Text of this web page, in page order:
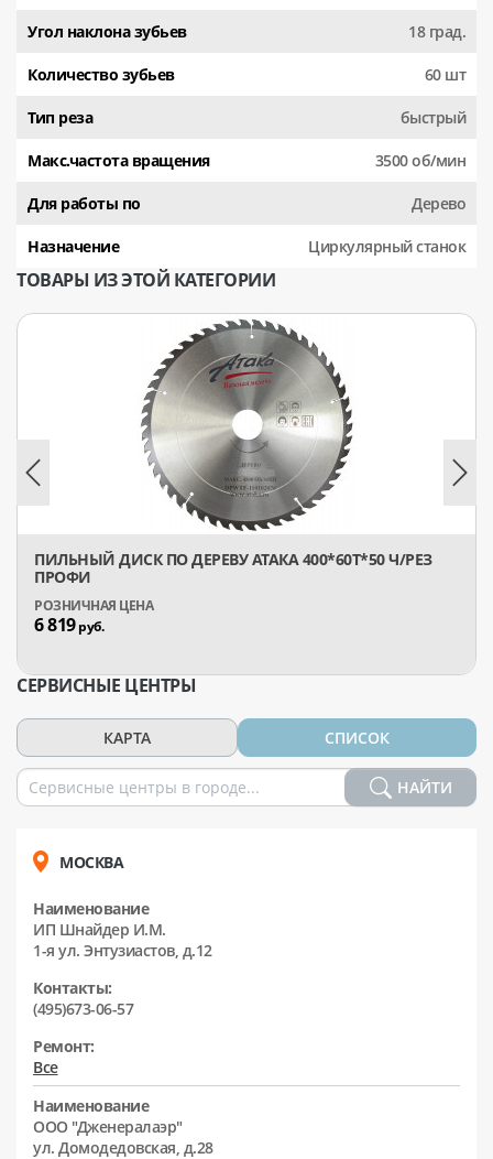
Угол наклона зубьев 18 град.
Количество зубьев 60 шт
Тип реза быстрый
Макс.частота вращения 3500 об/мин
Для работы по Дерево
Назначение Циркулярный станок
ТОВАРЫ ИЗ ЭТОЙ КАТЕГОРИИ
ПИЛЬНЫЙ ДИСК ПО ДЕРЕВУ АТАКА 400*60T*50 Ч/РЕЗ
ПРОФИ
6 819руб.
СЕРВИСНЫЕ ЦЕНТРЫ
КАРТА СПИСОК
НАЙТИ
МОСКВА
Наименование
ИП Шнайдер И.М.
1-я ул. Энтузиастов, д.12
Контакты:
(495)673-06-57
Ремонт:
Все
Наименование
ООО "Дженералаэр"
ул. Домодедовская, д.28